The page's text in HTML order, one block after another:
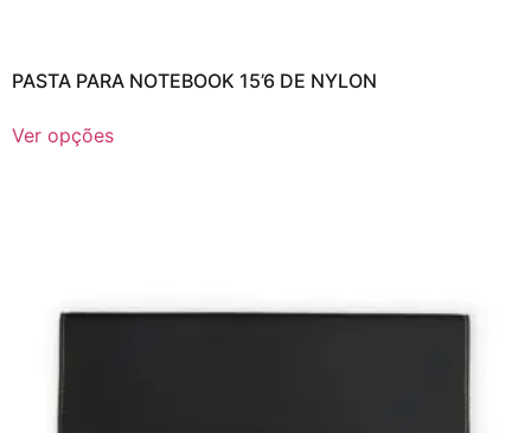
PASTA PARA NOTEBOOK 15’6 DE NYLON
Ver opções